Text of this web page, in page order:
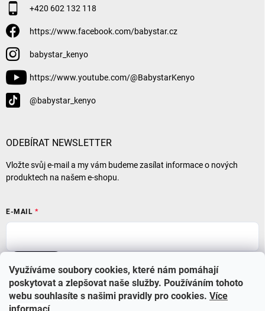
Využíváme soubory cookies, které nám pomáhají
poskytovat a zlepšovat naše služby. Používáním tohoto
webu souhlasíte s našimi pravidly pro cookies. Více
+420 602 132 118
https://www.facebook.com/babystar.cz
babystar_kenyo
https://www.youtube.com/@BabystarKenyo
@babystar_kenyo
ODEBÍRAT NEWSLETTER
Vložte svůj e-mail a my vám budeme zasílat informace o nových
produktech na našem e-shopu.
E-MAIL